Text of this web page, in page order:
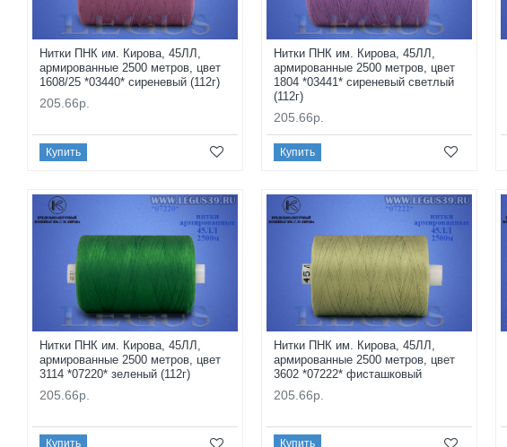
Нитки ПНК им. Кирова, 45ЛЛ,
армированные 2500 метров, цвет
1608/25 *03440* сиреневый (112г)
205.66р.
Купить
Нитки ПНК им. Кирова, 45ЛЛ,
армированные 2500 метров, цвет
1804 *03441* сиреневый светлый
(112г)
205.66р.
Купить
Нитки ПНК им. Кирова, 45ЛЛ,
армированные 2500 метров, цвет
3114 *07220* зеленый (112г)
205.66р.
Купить
Нитки ПНК им. Кирова, 45ЛЛ,
армированные 2500 метров, цвет
3602 *07222* фисташковый
205.66р.
Купить